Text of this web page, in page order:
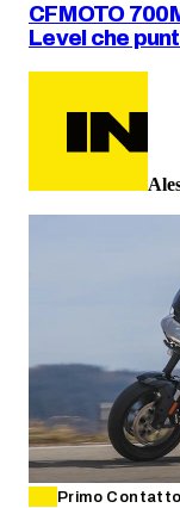
CFMOTO
Level che
Primo Contatto